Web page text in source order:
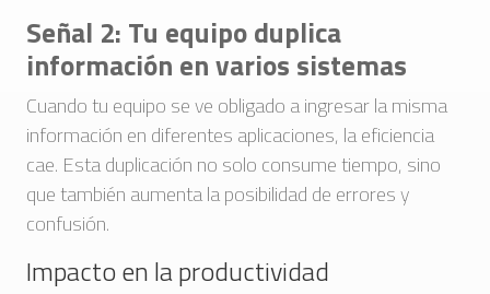
Señal 2: Tu equipo duplica
información en varios sistemas
Cuando tu equipo se ve obligado a ingresar la misma
información en diferentes aplicaciones, la eficiencia
cae. Esta duplicación no solo consume tiempo, sino
que también aumenta la posibilidad de errores y
confusión.
Impacto en la productividad